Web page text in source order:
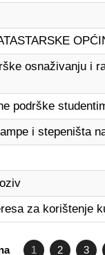
osnaživanju i
podrške
i stepeništa
za korištenje
1 2 3